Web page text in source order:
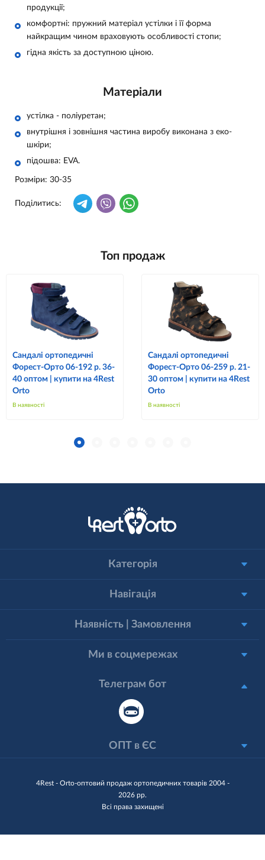
продукції;
комфортні: пружний матеріал устілки і її форма
найкращим чином враховують особливості стопи;
гідна якість за доступною ціною.
Матеріали
устілка - поліуретан;
внутрішня і зовнішня частина виробу виконана з еко-
шкіри;
підошва: ЕVA.
Розміри: 30-35
Поділитись:
Топ продаж
Сандалі ортопедичні
Форест-Орто 06-192 р. 36-
40 оптом | купити на 4Rest
Orto
В наявності
Сандалі ортопедичні
Форест-Орто 06-259 р. 21-
30 оптом | купити на 4Rest
Orto
В наявності
4Rest - Orto-оптовий продаж ортопедичних товарів 2004 -
2026 рр.
Всі права захищені
Категорія
Навігація
Наявність | Замовлення
Ми в соцмережах
Телеграм бот
ОПТ в ЄС